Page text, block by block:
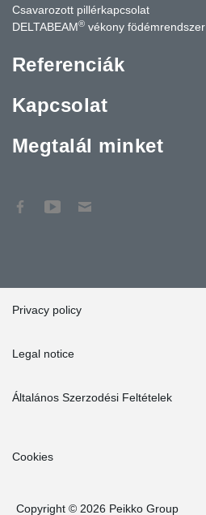
Csavarozott pillérkapcsolat
DELTABEAM® vékony födémrendszer
Referenciák
Kapcsolat
Megtalál minket
Privacy policy
Legal notice
Általános Szerzodési Feltételek
Cookies
Copyright © 2026 Peikko Group